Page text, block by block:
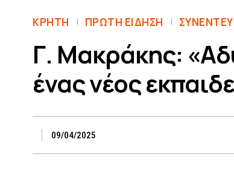
ΚΡΗΤΗ ΠΡΏΤΗ ΕΊΔΗΣΗ
Γ. Μακράκης:
ένας νέος
09/04/2025